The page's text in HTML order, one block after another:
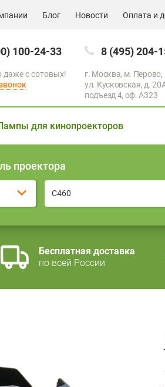
Блог Новости Оплата и
100-24-33
даже с сотовых!
8 (495) 204-
г. Москва, м. Перово,
ул. Кусковская, д.
подъезд 4, оф. A323
для кинопроекторов
проектора
C460
Бесплатная доставка
по всей России